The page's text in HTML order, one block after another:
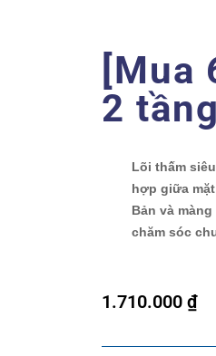
[Mua
2
Lõi thấm
hợp giữa
Bản và
chăm sóc
1.710.000 ₫